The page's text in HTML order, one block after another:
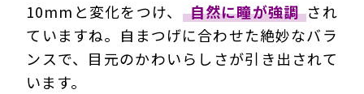
10mmと変化をつけ、
自然に瞳が強調 され
ていますね。自まつげに合わせた絶妙なバラ
ンスで、目元のかわいらしさが引き出されて
います。